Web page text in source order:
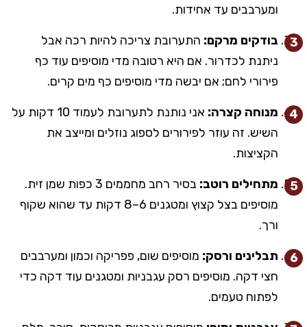
ומערבבים עד אחידות.
בודקים מרקם: התערובת צריכה להיות רכה אבל
ניתנת לכדרור. אם היא רטובה מדי מוסיפים עוד כף
פירורי לחם; אם יבשה מדי מוסיפים כף מים קרים.
מנוחה קצרה:
אני נותנת לתערובת לעמוד 10 דקות על
השיש. זה עוזר לפירורים לספוג נוזלים ומייצב את
הקציצות.
מתחילים רוטב:
בסיר רחב מחממים 3 כפות שמן זית.
מוסיפים בצל קצוץ ומטגנים 6–8 דקות עד שהוא שקוף
ורך.
תבלינים ורסק: מוסיפים שום, פפריקה וכמון ומערבבים
חצי דקה. מוסיפים רסק עגבניות ומטגנים עוד דקה כדי
לפתוח טעמים.